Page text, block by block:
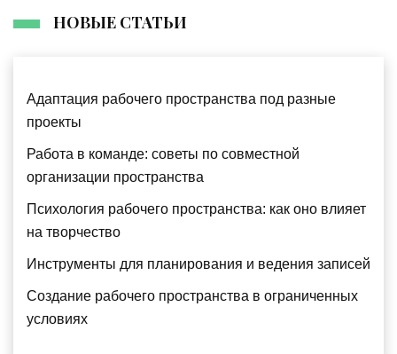
НОВЫЕ СТАТЬИ
Адаптация рабочего пространства под разные
проекты
Работа в команде: советы по совместной
организации пространства
Психология рабочего пространства: как оно влияет
на творчество
Инструменты для планирования и ведения записей
Создание рабочего пространства в ограниченных
условиях